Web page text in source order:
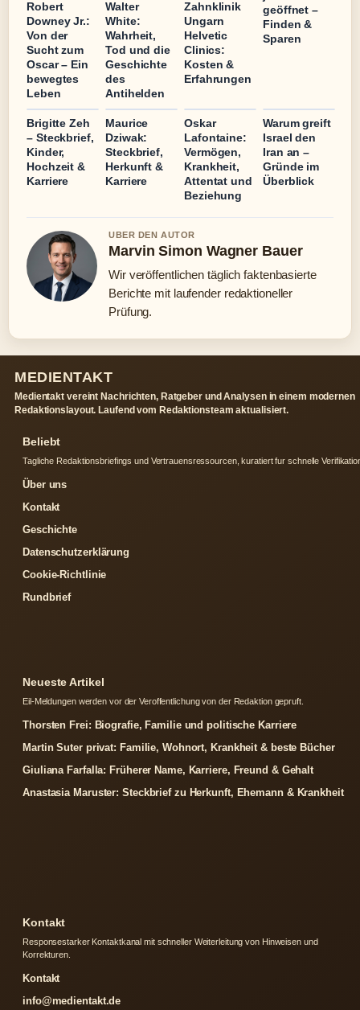
Robert
Downey Jr.:
Von der
Sucht zum
Oscar – Ein
bewegtes
Leben
Walter
White:
Wahrheit,
Tod und die
Geschichte
des
Antihelden
Zahnklinik
Ungarn
Helvetic
Clinics:
Kosten &
Erfahrungen
geöffnet –
Finden &
Sparen
Brigitte Zeh
– Steckbrief,
Kinder,
Hochzeit &
Karriere
Maurice
Dziwak:
Steckbrief,
Herkunft &
Karriere
Oskar
Lafontaine:
Vermögen,
Krankheit,
Attentat und
Beziehung
Warum greift
Israel den
Iran an –
Gründe im
Überblick
UBER DEN AUTOR
Marvin Simon Wagner Bauer
Wir veröffentlichen täglich faktenbasierte
Berichte mit laufender redaktioneller
Prüfung.
MEDIENTAKT
Medientakt vereint Nachrichten, Ratgeber und Analysen in einem modernen
Redaktionslayout. Laufend vom Redaktionsteam aktualisiert.
Beliebt
Tagliche Redaktionsbriefings und Vertrauensressourcen, kuratiert fur schnelle
Über uns
Kontakt
Geschichte
Datenschutzerklärung
Cookie-Richtlinie
Rundbrief
Neueste Artikel
Eil-Meldungen werden vor der Veroffentlichung von der Redaktion gepruft.
Thorsten Frei: Biografie, Familie und politische Karriere
Martin Suter privat: Familie, Wohnort, Krankheit & beste Bücher
Giuliana Farfalla: Früherer Name, Karriere, Freund & Gehalt
Anastasia Maruster: Steckbrief zu Herkunft, Ehemann & Krankheit
Kontakt
Responsestarker Kontaktkanal mit schneller Weiterleitung von Hinweisen und
Korrekturen.
Kontakt
info@medientakt.de